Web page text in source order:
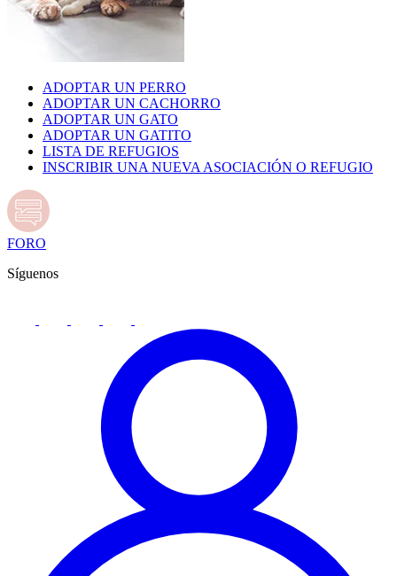
ADOPTAR UN PERRO
ADOPTAR UN CACHORRO
ADOPTAR UN GATO
ADOPTAR UN GATITO
LISTA DE REFUGIOS
INSCRIBIR UNA NUEVA ASOCIACIÓN O REFUGIO
FORO
Síguenos